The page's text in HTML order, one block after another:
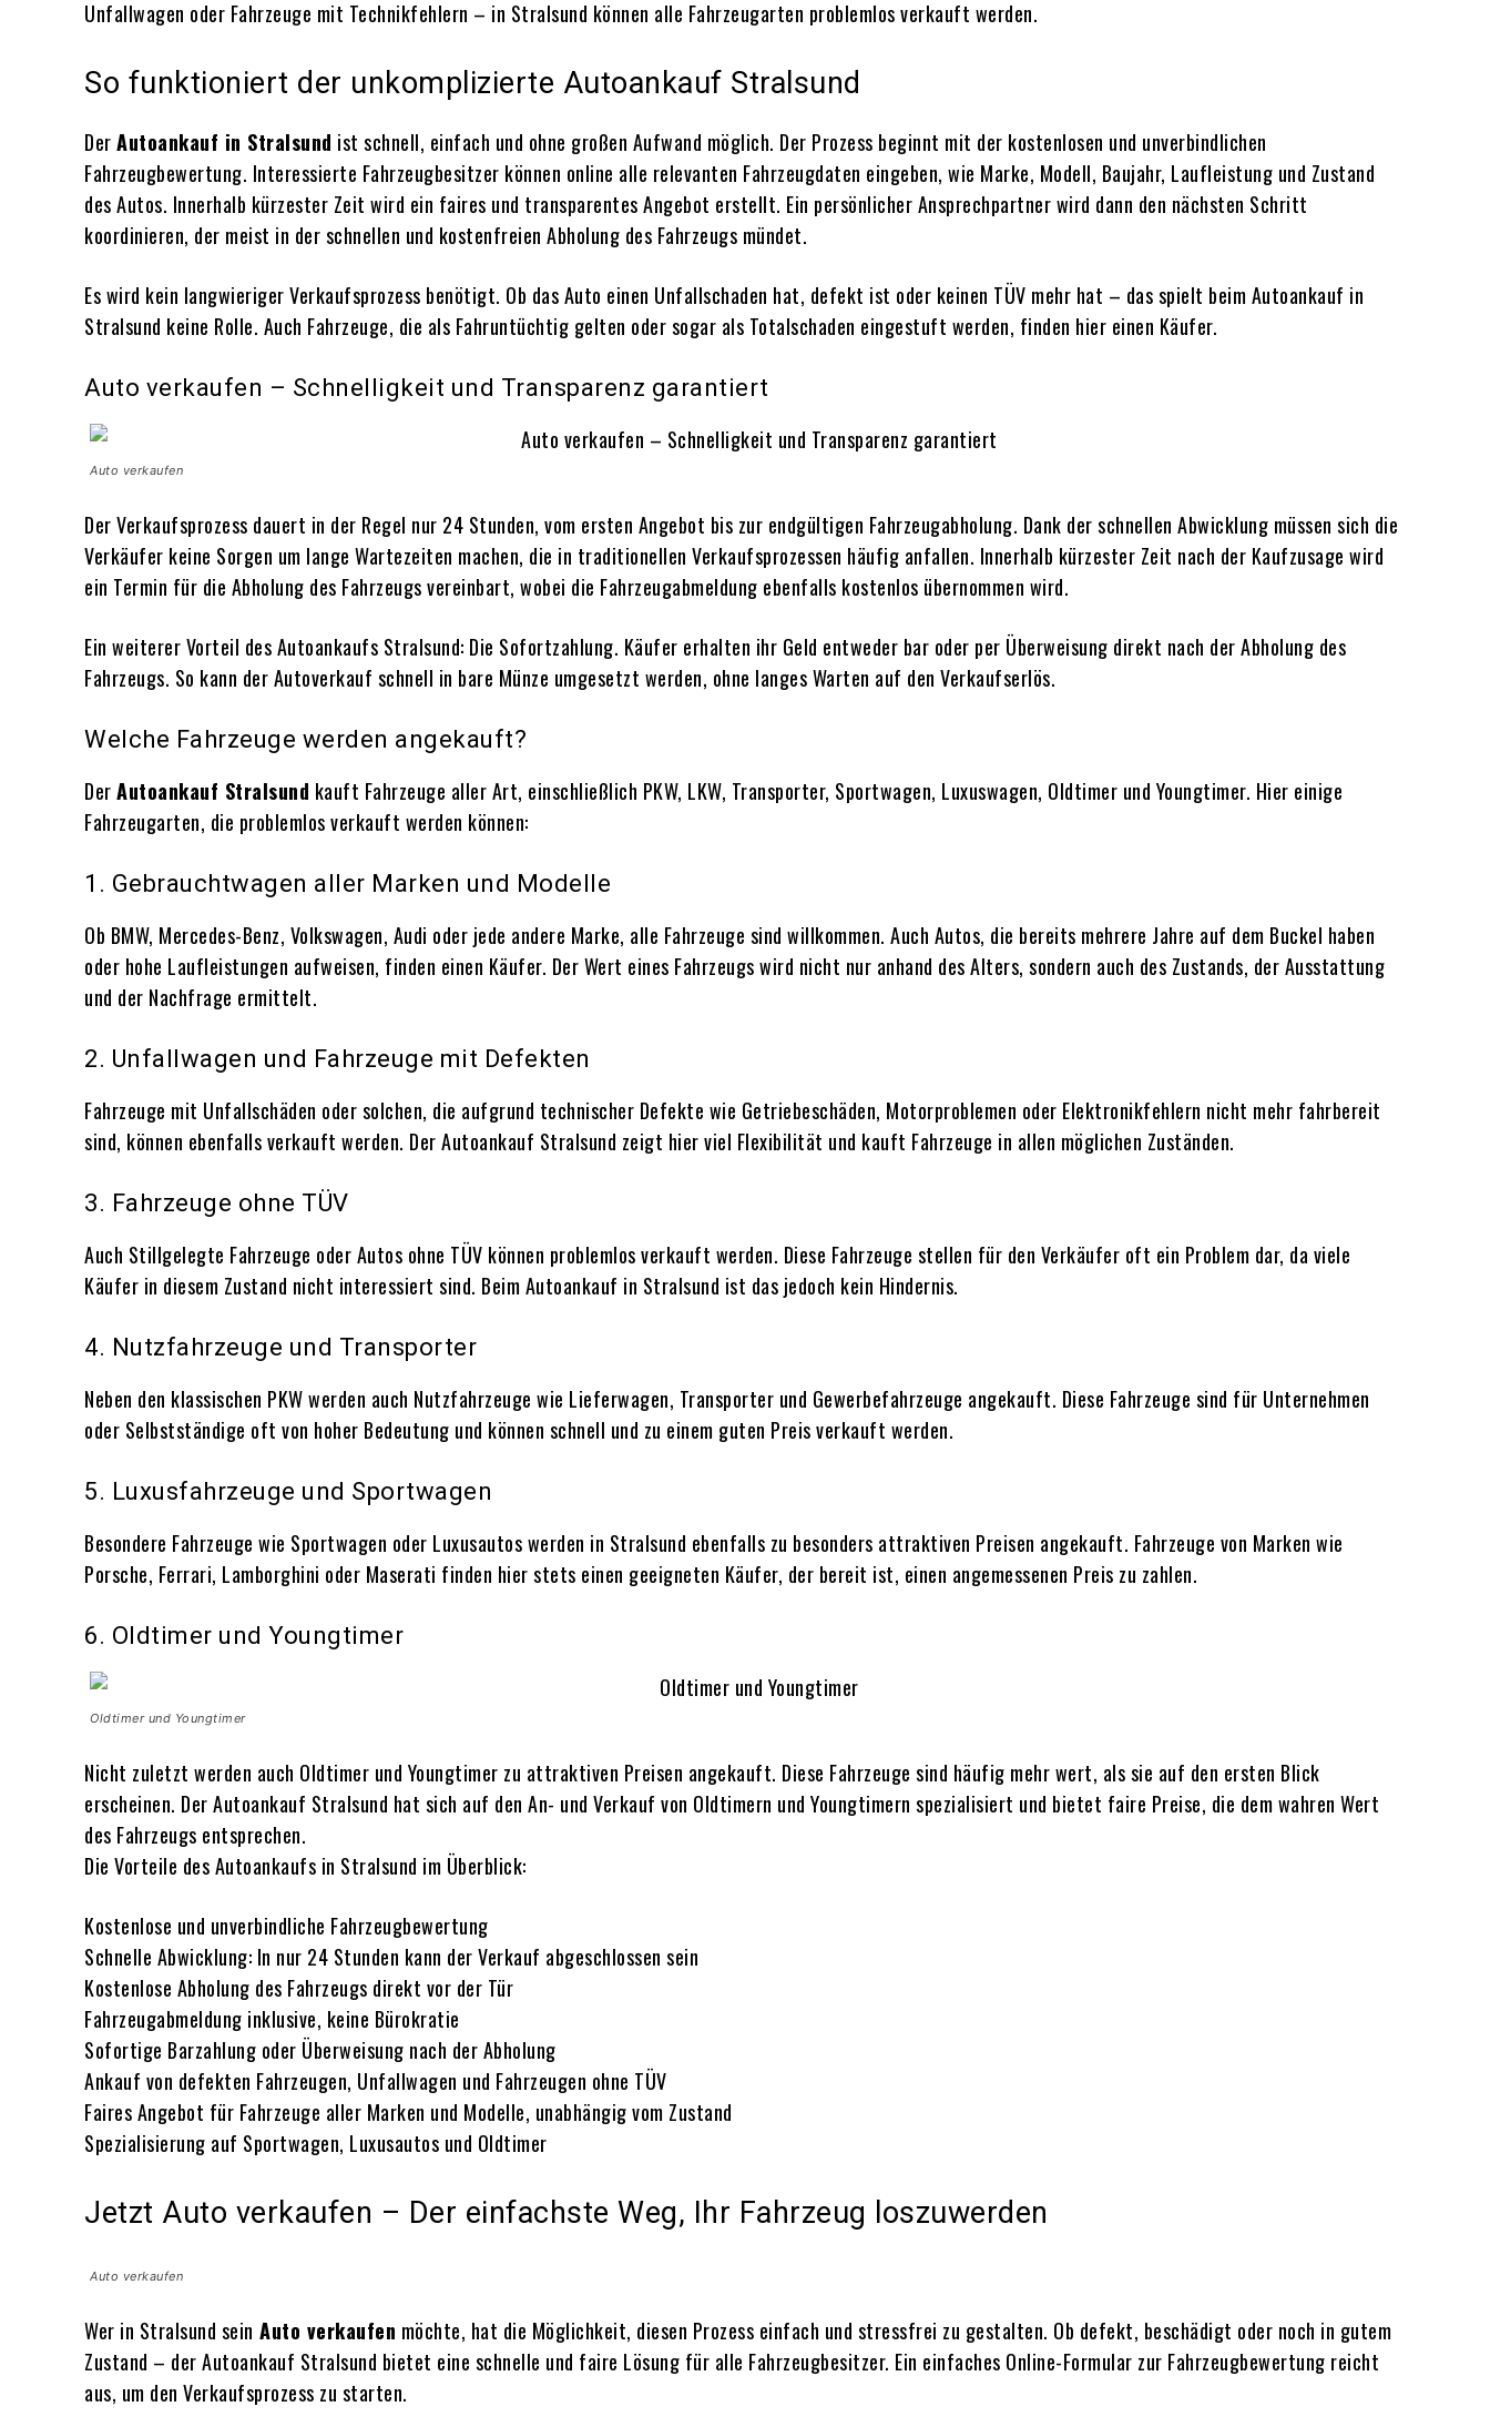
Unfallwagen oder Fahrzeuge mit Technikfehlern – in Stralsund können alle Fahrzeugarten problemlos verkauft werden.
So funktioniert der unkomplizierte Autoankauf Stralsund
DerAutoankauf in Stralsund ist schnell, einfach und ohne großen Aufwand möglich. Der Prozess beginnt mit der kostenlosen und unverbindlichen
Fahrzeugbewertung. Interessierte Fahrzeugbesitzer können online alle relevanten Fahrzeugdaten eingeben, wie Marke, Modell, Baujahr, Laufleistung und Zustand
des Autos. Innerhalb kürzester Zeit wird ein faires und transparentes Angebot erstellt. Ein persönlicher Ansprechpartner wird dann den nächsten Schritt
koordinieren, der meist in der schnellen und kostenfreien Abholung des Fahrzeugs mündet.
Es wird kein langwieriger Verkaufsprozess benötigt. Ob das Auto einen Unfallschaden hat, defekt ist oder keinen TÜV mehr hat – das spielt beim Autoankauf in
Stralsund keine Rolle. Auch Fahrzeuge, die als Fahruntüchtig gelten oder sogar als Totalschaden eingestuft werden, finden hier einen Käufer.
Auto verkaufen – Schnelligkeit und Transparenz garantiert
Auto verkaufen
Der Verkaufsprozess dauert in der Regel nur 24 Stunden, vom ersten Angebot bis zur endgültigen Fahrzeugabholung. Dank der schnellen Abwicklung müssen sich die
Verkäufer keine Sorgen um lange Wartezeiten machen, die in traditionellen Verkaufsprozessen häufig anfallen. Innerhalb kürzester Zeit nach der Kaufzusage wird
ein Termin für die Abholung des Fahrzeugs vereinbart, wobei die Fahrzeugabmeldung ebenfalls kostenlos übernommen wird.
Ein weiterer Vorteil des Autoankaufs Stralsund: Die Sofortzahlung. Käufer erhalten ihr Geld entweder bar oder per Überweisung direkt nach der Abholung des
Fahrzeugs. So kann der Autoverkauf schnell in bare Münze umgesetzt werden, ohne langes Warten auf den Verkaufserlös.
Welche Fahrzeuge werden angekauft?
DerAutoankauf Stralsund kauft Fahrzeuge aller Art, einschließlich PKW, LKW, Transporter, Sportwagen, Luxuswagen, Oldtimer und Youngtimer. Hier einige
Fahrzeugarten, die problemlos verkauft werden können:
1. Gebrauchtwagen aller Marken und Modelle
Ob BMW, Mercedes-Benz, Volkswagen, Audi oder jede andere Marke, alle Fahrzeuge sind willkommen. Auch Autos, die bereits mehrere Jahre auf dem Buckel haben
oder hohe Laufleistungen aufweisen, finden einen Käufer. Der Wert eines Fahrzeugs wird nicht nur anhand des Alters, sondern auch des Zustands, der Ausstattung
und der Nachfrage ermittelt.
2. Unfallwagen und Fahrzeuge mit Defekten
Fahrzeuge mit Unfallschäden oder solchen, die aufgrund technischer Defekte wie Getriebeschäden, Motorproblemen oder Elektronikfehlern nicht mehr fahrbereit
sind, können ebenfalls verkauft werden. Der Autoankauf Stralsund zeigt hier viel Flexibilität und kauft Fahrzeuge in allen möglichen Zuständen.
3. Fahrzeuge ohne TÜV
Auch Stillgelegte Fahrzeuge oder Autos ohne TÜV können problemlos verkauft werden. Diese Fahrzeuge stellen für den Verkäufer oft ein Problem dar, da viele
Käufer in diesem Zustand nicht interessiert sind. Beim Autoankauf in Stralsund ist das jedoch kein Hindernis.
4. Nutzfahrzeuge und Transporter
Neben den klassischen PKW werden auch Nutzfahrzeuge wie Lieferwagen, Transporter und Gewerbefahrzeuge angekauft. Diese Fahrzeuge sind für Unternehmen
oder Selbstständige oft von hoher Bedeutung und können schnell und zu einem guten Preis verkauft werden.
5. Luxusfahrzeuge und Sportwagen
Besondere Fahrzeuge wie Sportwagen oder Luxusautos werden in Stralsund ebenfalls zu besonders attraktiven Preisen angekauft. Fahrzeuge von Marken wie
Porsche, Ferrari, Lamborghini oder Maserati finden hier stets einen geeigneten Käufer, der bereit ist, einen angemessenen Preis zu zahlen.
6. Oldtimer und Youngtimer
Oldtimer und Youngtimer
Nicht zuletzt werden auch Oldtimer und Youngtimer zu attraktiven Preisen angekauft. Diese Fahrzeuge sind häufig mehr wert, als sie auf den ersten Blick
erscheinen. Der Autoankauf Stralsund hat sich auf den An- und Verkauf von Oldtimern und Youngtimern spezialisiert und bietet faire Preise, die dem wahren Wert
des Fahrzeugs entsprechen.
Die Vorteile des Autoankaufs in Stralsund im Überblick:
Kostenlose und unverbindliche Fahrzeugbewertung
Schnelle Abwicklung: In nur 24 Stunden kann der Verkauf abgeschlossen sein
Kostenlose Abholung des Fahrzeugs direkt vor der Tür
Fahrzeugabmeldung inklusive, keine Bürokratie
Sofortige Barzahlung oder Überweisung nach der Abholung
Ankauf von defekten Fahrzeugen, Unfallwagen und Fahrzeugen ohne TÜV
Faires Angebot für Fahrzeuge aller Marken und Modelle, unabhängig vom Zustand
Spezialisierung auf Sportwagen, Luxusautos und Oldtimer
Jetzt Auto verkaufen – Der einfachste Weg, Ihr Fahrzeug loszuwerden
Auto verkaufen
Wer in Stralsund sein Auto verkaufen möchte, hat die Möglichkeit, diesen Prozess einfach und stressfrei zu gestalten. Ob defekt, beschädigt oder noch in gutem
Zustand – der Autoankauf Stralsund bietet eine schnelle und faire Lösung für alle Fahrzeugbesitzer. Ein einfaches Online-Formular zur Fahrzeugbewertung reicht
aus, um den Verkaufsprozess zu starten.